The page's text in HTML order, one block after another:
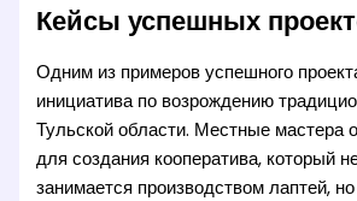
Кейсы успешных
Одним из примеров успешного
инициатива по возрождению
Тульской области. Местные мастера
для создания кооператива, который
занимается производством лаптей,